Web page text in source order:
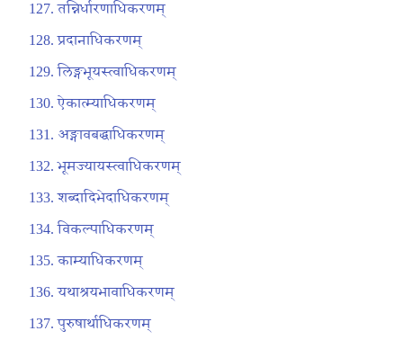
तन्निर्धारणाधिकरणम्
प्रदानाधिकरणम्
लिङ्गभूयस्त्वाधिकरणम्
ऐकात्म्याधिकरणम्
अङ्गावबद्धाधिकरणम्
भूमज्यायस्त्वाधिकरणम्
शब्दादिभेदाधिकरणम्
विकल्पाधिकरणम्
काम्याधिकरणम्
यथाश्रयभावाधिकरणम्
पुरुषार्थाधिकरणम्